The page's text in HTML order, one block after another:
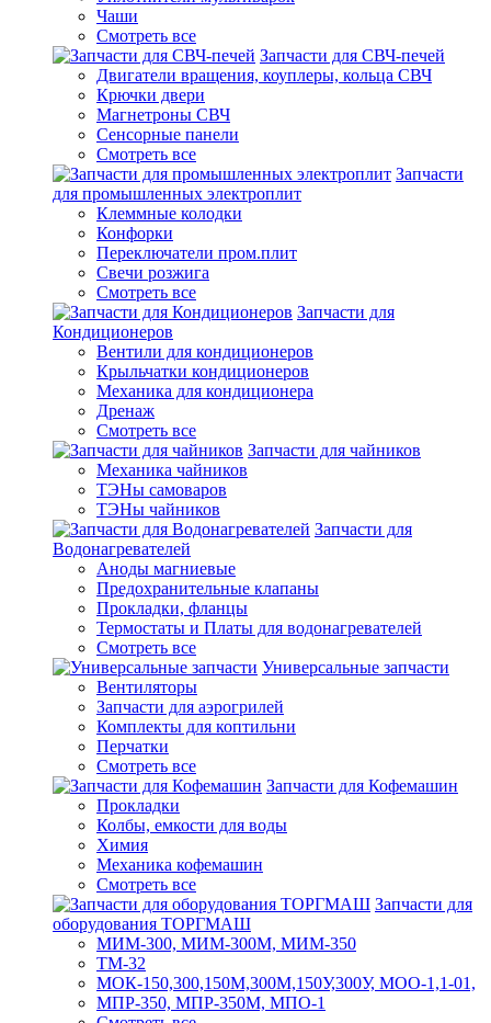
Чаши
Смотреть все
Запчасти для СВЧ-печей
Двигатели вращения, коуплеры, кольца СВЧ
Крючки двери
Магнетроны СВЧ
Сенсорные панели
Смотреть все
Запчасти
для промышленных электроплит
Клеммные колодки
Конфорки
Переключатели пром.плит
Свечи розжига
Смотреть все
Запчасти для
Кондиционеров
Вентили для кондиционеров
Крыльчатки кондиционеров
Механика для кондиционера
Дренаж
Смотреть все
Запчасти для чайников
Механика чайников
ТЭНы самоваров
ТЭНы чайников
Запчасти для
Водонагревателей
Аноды магниевые
Предохранительные клапаны
Прокладки, фланцы
Термостаты и Платы для водонагревателей
Смотреть все
Универсальные запчасти
Вентиляторы
Запчасти для аэрогрилей
Комплекты для коптильни
Перчатки
Смотреть все
Запчасти для Кофемашин
Прокладки
Колбы, емкости для воды
Химия
Механика кофемашин
Смотреть все
Запчасти для
оборудования ТОРГМАШ
МИМ-300, МИМ-300М, МИМ-350
ТМ-32
МОК-150,300,150М,300М,150У,300У, МОО-1,1-01,
МПР-350, МПР-350М, МПО-1